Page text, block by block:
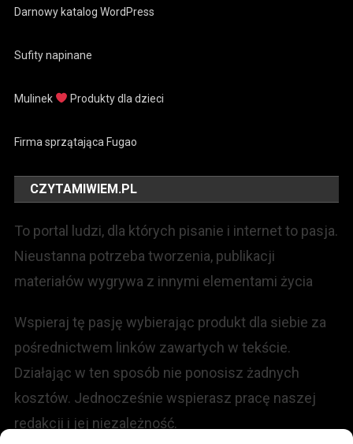
Darnowy katalog WordPress
Sufity napinane
Mulinek Produkty dla dzieci
Firma sprzątająca Fugao
CZYTAMIWIEM.PL
To portal ludzi, dla których pisanie i internet to pasja.
Nieustanna potrzeba tworzenia, publikacji
materiałów wygrywa z innymi elementami życia
Wspieraj tę pasję wybierając produkt dla siebie za
pośrednictwem linków zawartych w tekście.
Działając w ten sposób nie ponosisz żadnych
kosztów. Jednocześnie wspierasz pracę naszej
redakcji i jej niezależność.